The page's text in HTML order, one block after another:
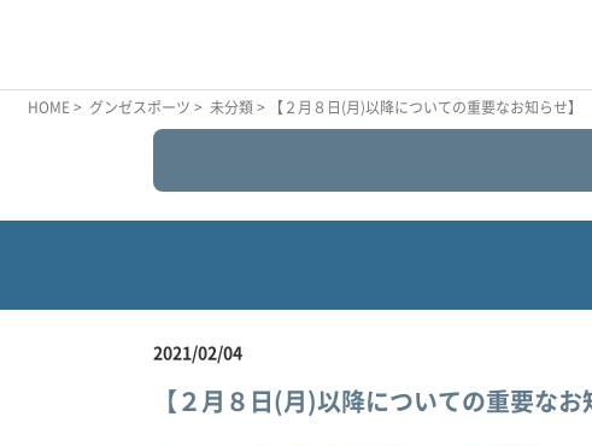
HOME> グンゼスポーツ > 未分類> 【２月８日(月)以降についての重要なお知らせ】
2021/02/04
【２月８日(月)以降についての重要なお